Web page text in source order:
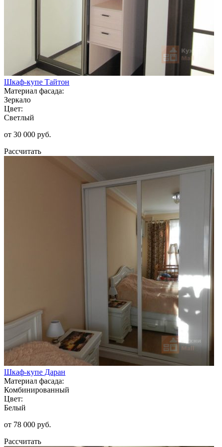
Шкаф-купе Тайтон
Материал фасада:
Зеркало
Цвет:
Светлый
от 30 000 руб.
Рассчитать
Шкаф-купе Даран
Материал фасада:
Комбинированный
Цвет:
Белый
от 78 000 руб.
Рассчитать